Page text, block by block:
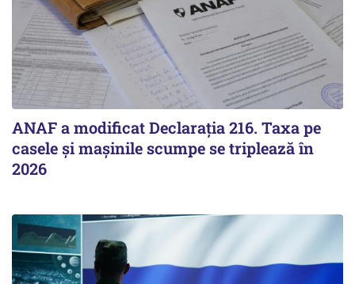
ANAF a modificat Declarația 216. Taxa pe
casele și mașinile scumpe se triplează în
2026